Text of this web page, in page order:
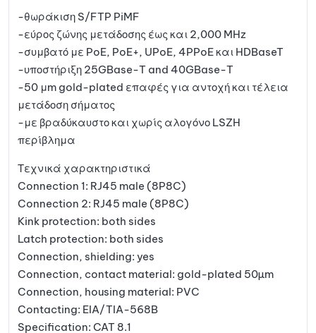
-θωράκιση S/FTP PiMF
-εύρος ζώνης μετάδοσης έως και 2,000 MHz
-συμβατό με PoE, PoE+, UPoE, 4PPoE και HDBaseT
-υποστήριξη 25GBase-T and 40GBase-T
-50 μm gold-plated επαφές για αντοχή και τέλεια
μετάδοση σήματος
-με βραδύκαυστο και χωρίς αλογόνο LSZH
περίβλημα
Τεχνικά χαρακτηριστικά
Connection 1: RJ45 male (8P8C)
Connection 2: RJ45 male (8P8C)
Kink protection: both sides
Latch protection: both sides
Connection, shielding: yes
Connection, contact material: gold-plated 50µm
Connection, housing material: PVC
Contacting: EIA/TIA-568B
Specification: CAT 8.1